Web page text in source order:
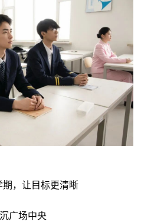
期，让目标更清晰
广场中央